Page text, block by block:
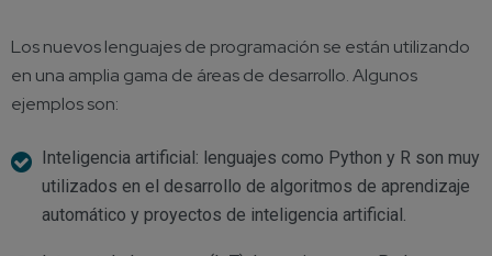
Los nuevos lenguajes de programación se están utilizando
en una amplia gama de áreas de desarrollo. Algunos
ejemplos son:
Inteligencia artificial: lenguajes como Python y R son muy
utilizados en el desarrollo de algoritmos de aprendizaje
automático y proyectos de inteligencia artificial.